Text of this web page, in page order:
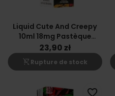
Liquid Cute And Creepy
10ml 18mg Pastèque
Citron
23,90 zł
shopping_cart_off Rupture de stock
favorite_border